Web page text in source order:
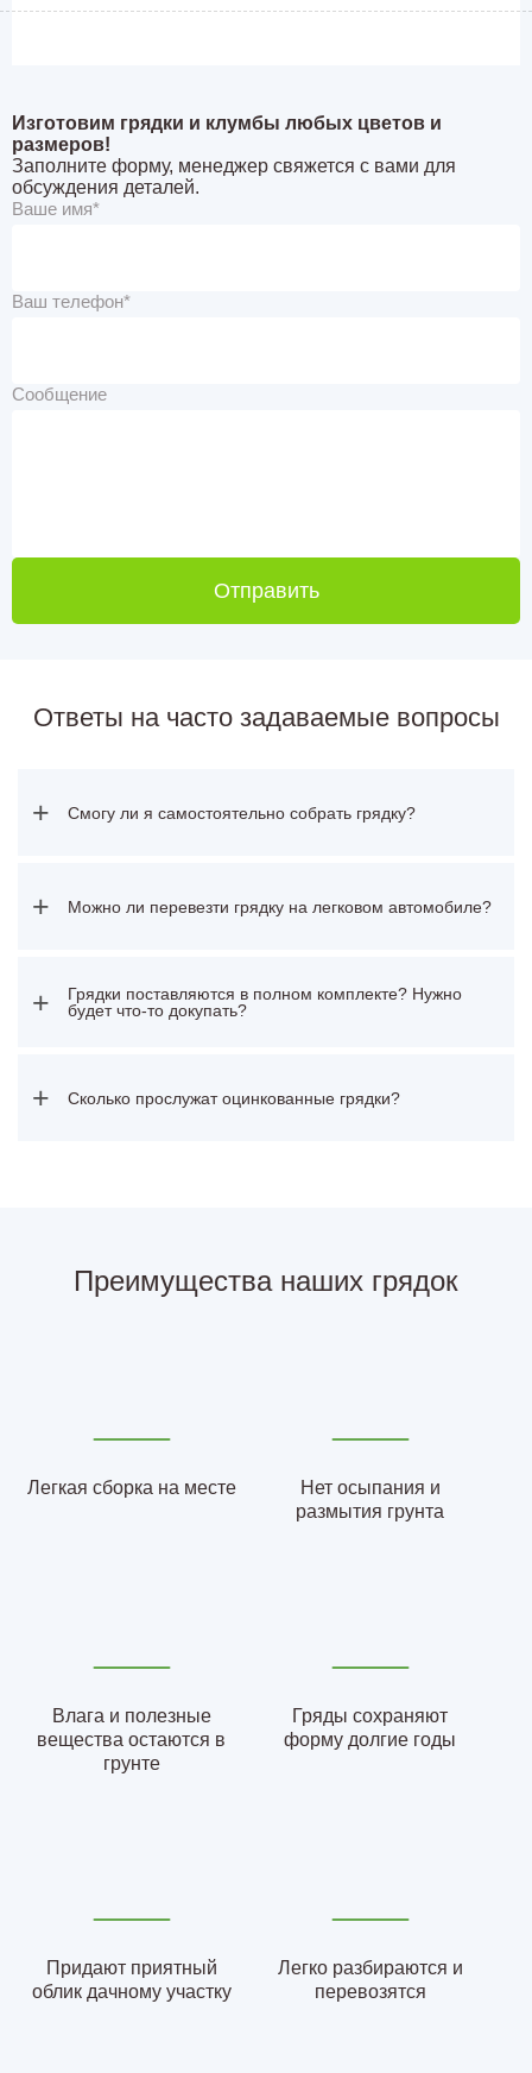
Изготовим грядки и клумбы любых цветов и
размеров!
Заполните форму, менеджер свяжется с вами для
обсуждения деталей.
Ваше имя*
Ваш телефон*
Сообщение
Отправить
Ответы на часто задаваемые вопросы
+ Смогу ли я самостоятельно собрать грядку?
+ Можно ли перевезти грядку на легковом автомобиле?
+
Грядки поставляются в полном комплекте? Нужно
будет что-то докупать?
+ Сколько прослужат оцинкованные грядки?
Преимущества наших грядок
Легкая сборка на месте
Нет осыпания и
размытия грунта
Влага и полезные
вещества остаются в
грунте
Гряды сохраняют
форму долгие годы
Придают приятный
облик дачному участку
Легко разбираются и
перевозятся